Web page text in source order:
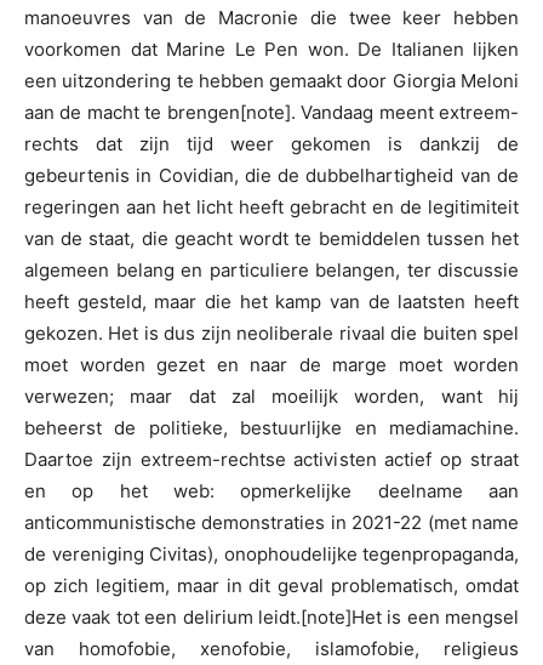
manoeuvres van de Macronie die twee keer hebben
voorkomen dat Marine Le Pen won. De Italianen lijken
een uitzondering te hebben gemaakt door Giorgia Meloni
aan de macht te brengen[note]. Vandaag meent extreem-
rechts dat zijn tijd weer gekomen is dankzij de
gebeurtenis in Covidian, die de dubbelhartigheid van de
regeringen aan het licht heeft gebracht en de legitimiteit
van de staat, die geacht wordt te bemiddelen tussen het
algemeen belang en particuliere belangen, ter discussie
heeft gesteld, maar die het kamp van de laatsten heeft
gekozen. Het is dus zijn neoliberale rivaal die buiten spel
moet worden gezet en naar de marge moet worden
verwezen; maar dat zal moeilijk worden, want hij
beheerst de politieke, bestuurlijke en mediamachine.
Daartoe zijn extreem-rechtse activisten actief op straat
en op het web: opmerkelijke deelname aan
anticommunistische demonstraties in 2021-22 (met name
de vereniging Civitas), onophoudelijke tegenpropaganda,
op zich legitiem, maar in dit geval problematisch, omdat
deze vaak tot een delirium leidt.[note]Het is een mengsel
van homofobie, xenofobie, islamofobie, religieus